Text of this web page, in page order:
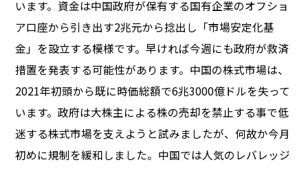
います。資金は中国政府が保有する国有企業のオフショ
ア口座から引き出す2兆元から捻出し「市場安定化基
金」を設立する模様です。早ければ今週にも政府が救済
措置を発表する可能性があります。中国の株式市場は、
2021年初頭から既に時価総額で6兆3000億ドルを失って
います。政府は大株主による株の売却を禁止する事で低
迷する株式市場を支えようと試みましたが、何故か今月
初めに規制を緩和しました。中国では人気のレバレッジ